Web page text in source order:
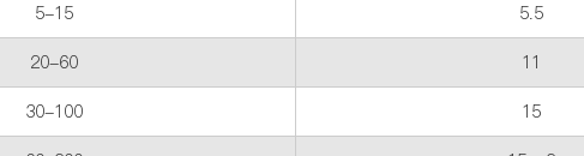
5-15 5.5
20-60 11
30-100 15